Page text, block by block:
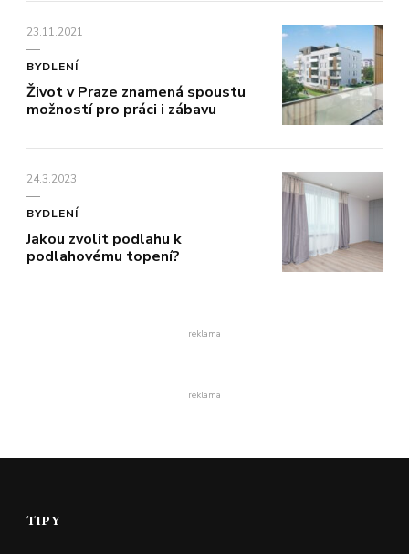
23.11.2021
BYDLENÍ
Život v Praze znamená spoustu
možností pro práci i zábavu
24.3.2023
BYDLENÍ
Jakou zvolit podlahu k
podlahovému topení?
reklama
reklama
TIPY